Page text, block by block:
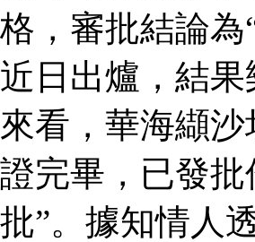
格，審批結論
近日出爐，結
來看，華海纈
證完畢，已發
批”。據知情人